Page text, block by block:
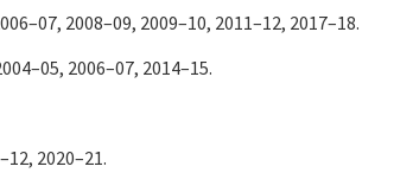
2008–09, 2009–10, 2011–12, 2017–18.
2006–07, 2014–15.
2020–21.